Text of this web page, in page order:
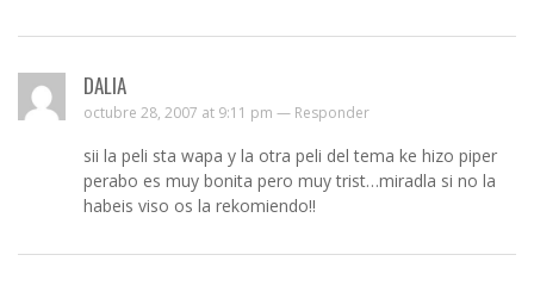
DALIA
octubre 28, 2007 at 9:11 pm — Responder
sii la peli sta wapa y la otra peli del tema ke hizo piper
perabo es muy bonita pero muy trist…miradla si no la
habeis viso os la rekomiendo!!